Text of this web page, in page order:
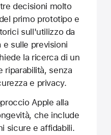
decisioni molto
primo prototipo e
sull'utilizzo da
e sulle previsioni
la ricerca di un
riparabilità, senza
e privacy.
Apple alla
che include
sicure e affidabili.